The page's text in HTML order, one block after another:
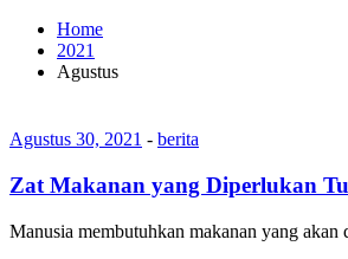
Home
2021
Agustus
Agustus 30, 2021 - berita
Zat Makanan yang Diperlukan
Manusia membutuhkan makanan yang